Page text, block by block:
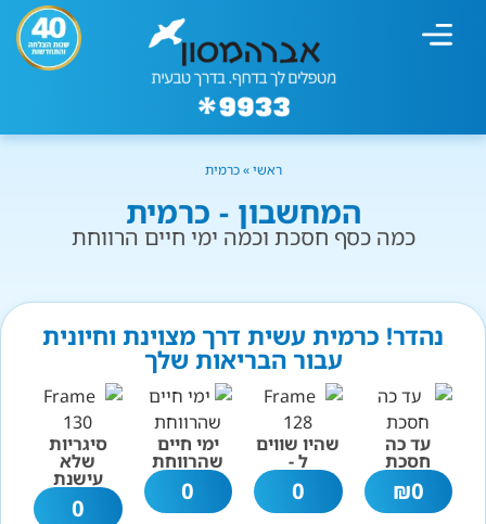
ראשי»כרמית
המחשבון - כרמית
כמה כסף חסכת וכמה ימי חיים הרווחת
נהדר! כרמית עשית דרך מצוינת וחיונית
עבור הבריאות שלך
עד כה
חסכת
0
₪
שהיו שווים
ל -
0
ימי חיים
שהרווחת
0
סיגריות
שלא
עישנת
0